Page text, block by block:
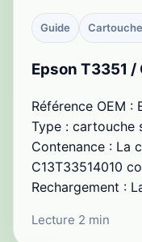
Guide
Epson T3351
Référence OEM :
Type : cartouche
Contenance : La
C13T33514010
Rechargement :
Lecture 2 min